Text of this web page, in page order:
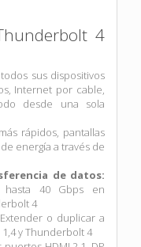
4
sus dispositivos
Internet por cable,
desde una sola
rápidos, pantallas
energía a través de
de datos:
hasta 40 Gbps en
4
Extender o duplicar a
y Thunderbolt 4